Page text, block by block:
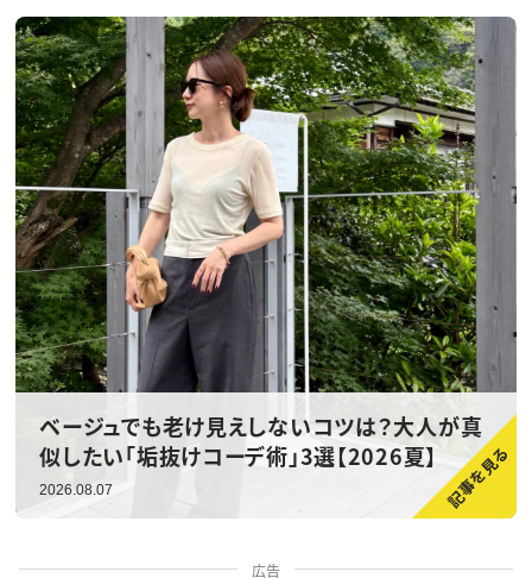
ベージュでも老け見えしないコツは？大人が真
似したい「垢抜けコーデ術」3選【2026夏】
2026.08.07
広告